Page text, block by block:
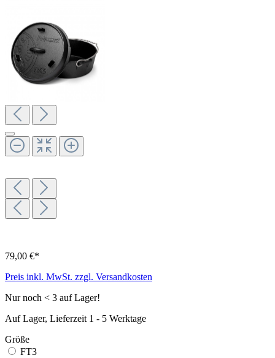
79,00 €*
Preis inkl. MwSt. zzgl. Versandkosten
Nur noch < 3 auf Lager!
Auf Lager, Lieferzeit 1 - 5 Werktage
Größe
FT3